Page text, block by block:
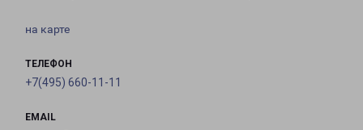
на карте
ТЕЛЕФОН
+7(495) 660-11-11
EMAIL